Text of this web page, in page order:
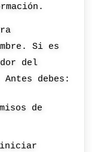
Si es
del
debes:
de
iniciar